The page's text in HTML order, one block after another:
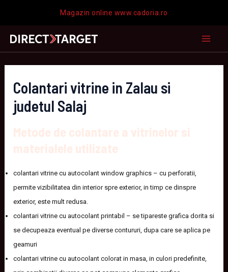
content
Magazin online www.cadoria.ro
Colantari vitrine in Zalau si
judetul Salaj
Metode de colantare a vitrinelor si
materialele utilizate
colantari vitrine cu autocolant window graphics – cu perforatii,
permite vizibilitatea din interior spre exterior, in timp ce dinspre
exterior, este mult redusa.
colantari vitrine cu autocolant printabil – se tipareste grafica dorita si
se decupeaza eventual pe diverse contururi, dupa care se aplica pe
geamuri
colantari vitrine cu autocolant colorat in masa, in culori predefinite,